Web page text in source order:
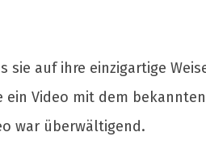
sie auf ihre einzigartige
Video mit dem
war überwältigend.